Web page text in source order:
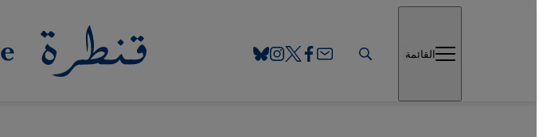
Direkt zum Inhalt springen
القائمة